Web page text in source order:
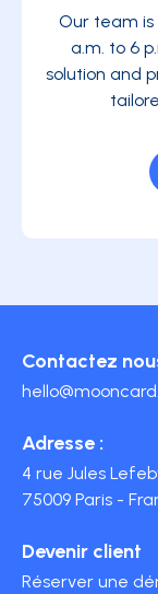
Our team is
a.m. to 6
solution and
Contactez
Adresse :
4 rue Jules
75009 Paris -
Devenir client
Réserver une